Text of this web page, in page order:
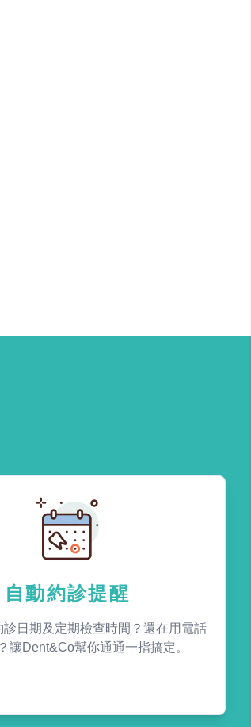
自動約診提醒
診日期及定期檢查時間？還在用電話
讓Dent&Co幫你通通一指搞定。